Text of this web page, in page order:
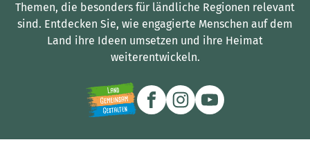
Themen, die besonders für ländliche Regionen relevant
sind. Entdecken Sie, wie engagierte Menschen auf dem
Land ihre Ideen umsetzen und ihre Heimat
weiterentwickeln.